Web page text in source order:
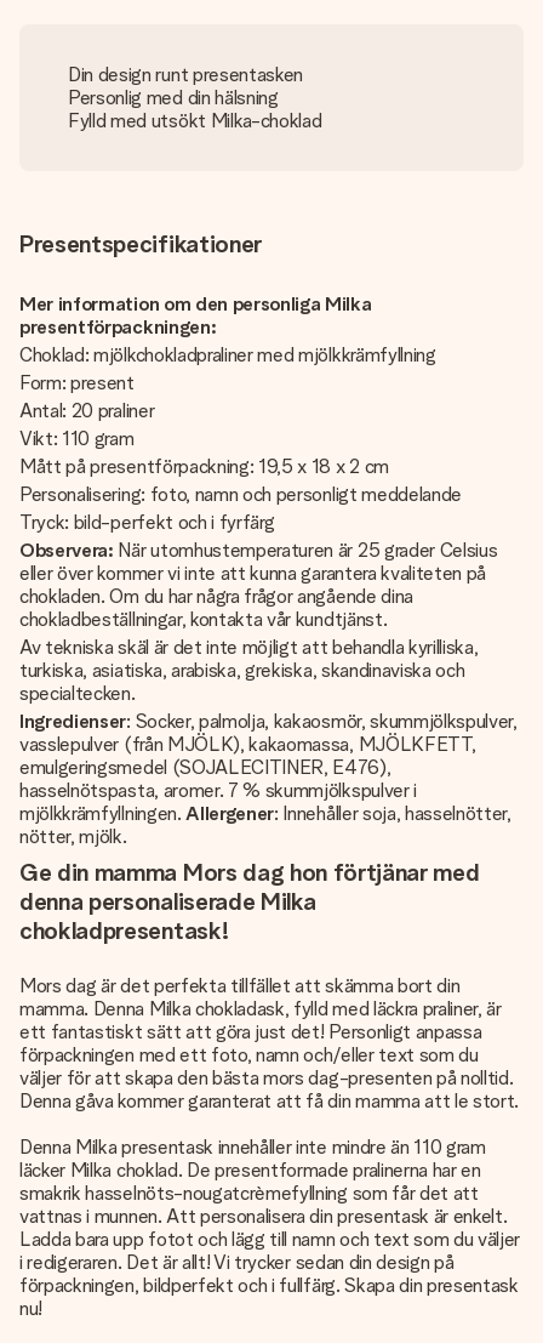
Din design runt presentasken
Personlig med din hälsning
Fylld med utsökt Milka-choklad
Presentspecifikationer
Mer information om den personliga Milka
presentförpackningen:
Choklad: mjölkchokladpraliner med mjölkkrämfyllning
Form: present
Antal: 20 praliner
Vikt: 110 gram
Mått på presentförpackning: 19,5 x 18 x 2 cm
Personalisering: foto, namn och personligt meddelande
Tryck: bild-perfekt och i fyrfärg
Observera: När utomhustemperaturen är 25 grader Celsius
eller över kommer vi inte att kunna garantera kvaliteten på
chokladen. Om du har några frågor angående dina
chokladbeställningar, kontakta vår kundtjänst.
Av tekniska skäl är det inte möjligt att behandla kyrilliska,
turkiska, asiatiska, arabiska, grekiska, skandinaviska och
specialtecken.
Ingredienser: Socker, palmolja, kakaosmör, skummjölkspulver,
vasslepulver (från MJÖLK), kakaomassa, MJÖLKFETT,
emulgeringsmedel (SOJALECITINER, E476),
hasselnötspasta, aromer. 7 % skummjölkspulver i
mjölkkrämfyllningen.Allergener: Innehåller soja, hasselnötter,
nötter, mjölk.
Ge din mamma Mors dag hon förtjänar med
denna personaliserade Milka
chokladpresentask!
Mors dag är det perfekta tillfället att skämma bort din
mamma. Denna Milka chokladask, fylld med läckra praliner, är
ett fantastiskt sätt att göra just det! Personligt anpassa
förpackningen med ett foto, namn och/eller text som du
väljer för att skapa den bästa mors dag-presenten på nolltid.
Denna gåva kommer garanterat att få din mamma att le stort.
Denna Milka presentask innehåller inte mindre än 110 gram
läcker Milka choklad. De presentformade pralinerna har en
smakrik hasselnöts-nougatcrèmefyllning som får det att
vattnas i munnen. Att personalisera din presentask är enkelt.
Ladda bara upp fotot och lägg till namn och text som du väljer
i redigeraren. Det är allt! Vi trycker sedan din design på
förpackningen, bildperfekt och i fullfärg. Skapa din presentask
nu!